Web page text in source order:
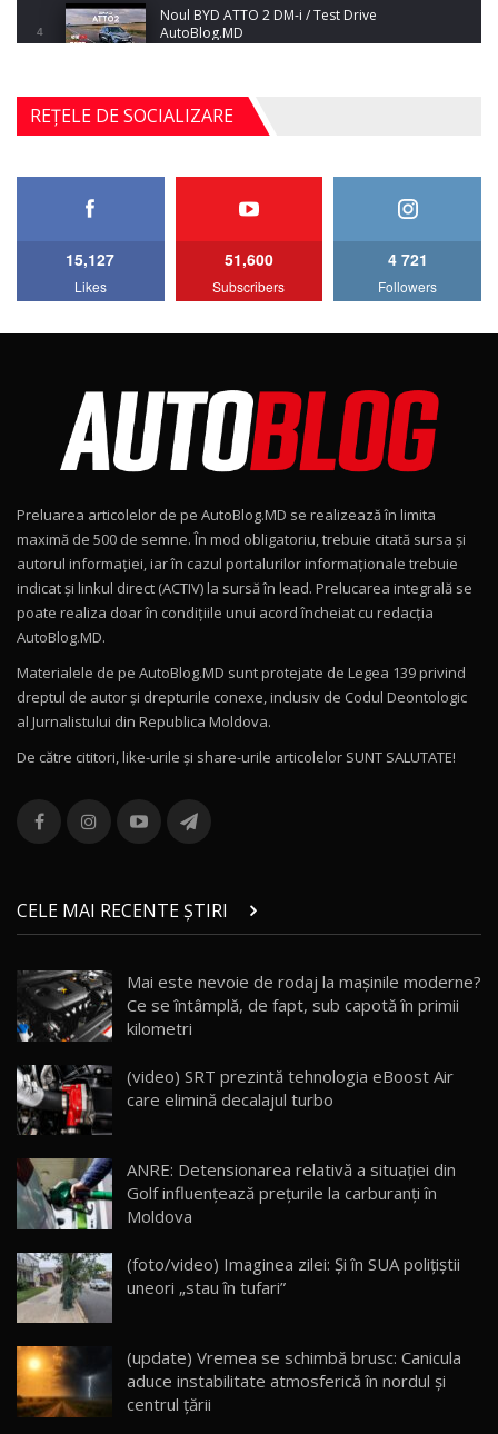
4
Noul BYD ATTO 2 DM-i / Test Drive
AutoBlog.MD
17:35
5
Noul Mercedes-Benz S-Class facelift (S 580
4MATIC V223) / Test Drive AutoBlog.MD
27:33
AutoBlog.MD
15:08
Noul Geely EX2 / Test Drive AutoBlog.MD
15:22
Mercedes-AMG E 53 HYBRID 4MATIC+ / Test
Drive AutoBlog.MD
16:27
11
Noul Volvo ES90 / Test Drive AutoBlog.MD
12
Noul MG HS / Test Drive AutoBlog.MD
16:48
13
combină aventura cu luxul / AutoBlog.MD
36:08
chinez care face lumea să se întoarcă după el
/ AutoBlog.MD
17:27
15 14:37
16
AutoBlogMD
13:10
17 20:06
Va fi modelul nr.1 BYD în Moldova? BYD Seal U
30:08
AutoBlog.MD
23:36
20
Noul ZEEKR 7X / Test Drive AutoBlog.MD
29:08
REȚELE DE SOCIALIZARE
15,127
Likes
51,600
Subscribers
4 721
Followers
Preluarea articolelor de pe AutoBlog.MD se realizează în limita
maximă de 500 de semne. În mod obligatoriu, trebuie citată sursa și
autorul informației, iar în cazul portalurilor informaționale trebuie
indicat și linkul direct (ACTIV) la sursă în lead. Prelucarea integrală se
poate realiza doar în condițiile unui acord încheiat cu redacţia
AutoBlog.MD.
Materialele de pe AutoBlog.MD sunt protejate de Legea 139 privind
dreptul de autor și drepturile conexe, inclusiv de Codul Deontologic
al Jurnalistului din Republica Moldova.
De către cititori, like-urile şi share-urile articolelor SUNT SALUTATE!
CELE MAI RECENTE ȘTIRI
Mai este nevoie de rodaj la mașinile moderne?
Ce se întâmplă, de fapt, sub capotă în primii
kilometri
(video) SRT prezintă tehnologia eBoost Air
care elimină decalajul turbo
ANRE: Detensionarea relativă a situației din
Golf influențează prețurile la carburanți în
Moldova
(foto/video) Imaginea zilei: Și în SUA polițiștii
uneori „stau în tufari”
(update) Vremea se schimbă brusc: Canicula
aduce instabilitate atmosferică în nordul și
centrul țării